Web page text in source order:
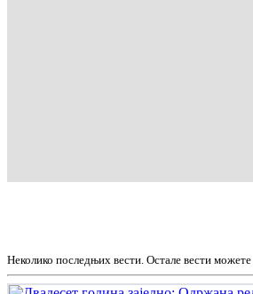
Неколико последњих вести. Остале вести